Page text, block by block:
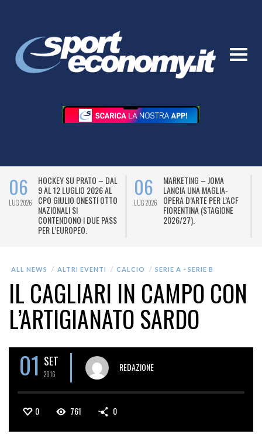
06
LUG 2026
HOCKEY SU PRATO – DAL
9 AL 12 LUGLIO 2026 AL
CPO GIULIO ONESTI OTTO
NAZIONALI SI
CONTENDONO I DUE PASS
PER L’EUROPEO.
06
LUG 2026
MARKETING – JOMA
LANCIA UNA MAGLIA-
OPERA D’ARTE PER L’ACF
FIORENTINA (STAGIONE
2026/27).
ALL NEWS ALTRI EVENTI CALCIO SERIE A - SERIE B
IL CAGLIARI IN CAMPO CON
L’ARTIGIANATO SARDO
01 SET
2016
REDAZIONE
0 761 0